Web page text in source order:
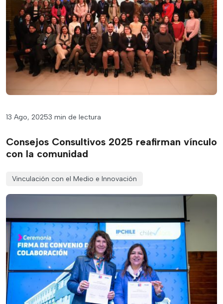
13 Ago, 20253 min de lectura
Consejos Consultivos 2025 reafirman vínculo
con la comunidad
Vinculación con el Medio e Innovación